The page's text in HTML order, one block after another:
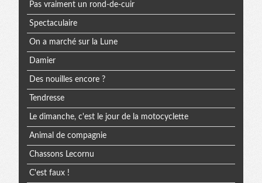
Pas vraiment un rond-de-cuir
Spectaculaire
On a marché sur la Lune
Damier
Des nouilles encore ?
Tendresse
Le dimanche, c'est le jour de la motocyclette
Animal de compagnie
Chassons Lecornu
C'est faux !